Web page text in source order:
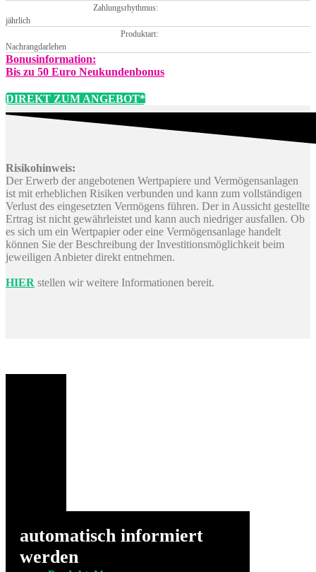
Zahlungsrhythmus:
jährlich
Produktart:
Nachrangdarlehen
Bonusinformation:
Bis zu 50 Euro Neukundenbonus
DIREKT ZUM ANGEBOT*
Risikohinweis:
Der Erwerb der angebotenen Wertpapiere und Vermögensanlagen
ist mit erheblichen Risiken verbunden und kann zum vollständigen
Verlust des eingesetzten Vermögens führen. Der in Aussicht gestellte
Ertrag ist nicht gewährleistet und kann auch niedriger ausfallen. Ob
es sich um ein Wertpapier oder eine Vermögensanlage handelt
können Sie der Beschreibung der Investitionsmöglichkeit beim
jeweiligen Anbieter direkt entnehmen.
HIER stellen wir weitere Informationen bereit.
automatisch informiert
werden